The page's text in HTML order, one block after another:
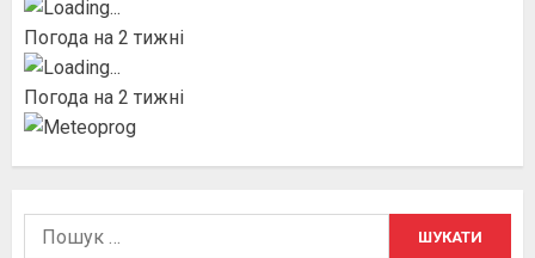
Погода на 2 тижні
Погода на 2 тижні
Пошук: